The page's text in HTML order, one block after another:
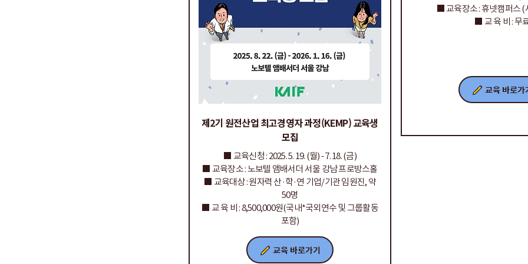
제2기 원전산업 최고경영자 과정(KEMP) 교육생
모집
■ 교육신청 : 2025. 5. 19. (월) - 7. 18. (금)
■ 교육장소 : 노보텔 앰배서더 서울 강남 프로방스홀
■ 교육대상 : 원자력 산·학·연 기업/기관 임원진, 약
50명
■ 교 육 비 : 8,500,000원(국내*국외연수 및 그룹활동
포함)
■ 교육장소 : 휴넷캠퍼스
■ 교 육 비 : 무